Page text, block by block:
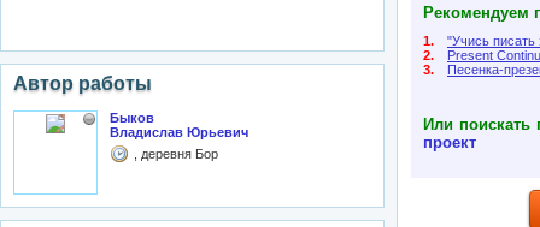
Автор работы
Быков
Владислав Юрьевич
, деревня Бор
Рекомендуем
1.
"Учись писать
2.
Present
3.
Песенка-
Или поискать
проект